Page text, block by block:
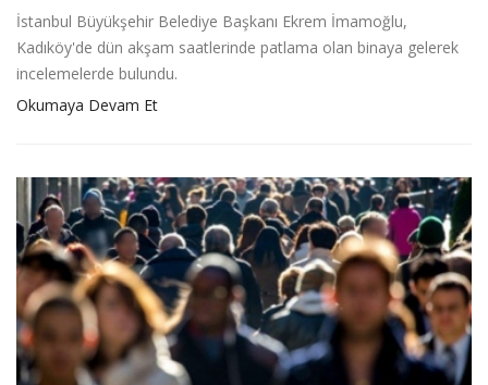
İstanbul Büyükşehir Belediye Başkanı Ekrem İmamoğlu,
Kadıköy'de dün akşam saatlerinde patlama olan binaya gelerek
incelemelerde bulundu.
Okumaya Devam Et